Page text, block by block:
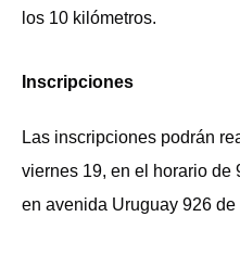
los 10 kilómetros.
Inscripciones
Las inscripciones podrán
viernes 19, en el horario de
en avenida Uruguay 926 de